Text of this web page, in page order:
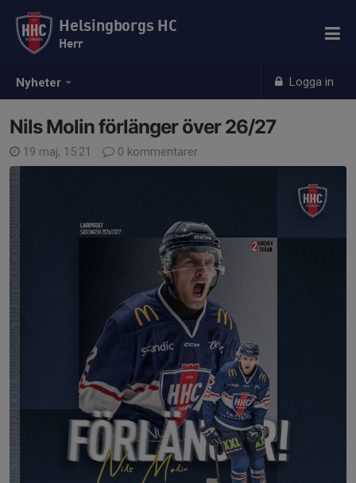
Nyheter Logga in
Helsingborgs HC
Herr
Nils Molin förlänger över 26/27
19 maj, 15:21 0 kommentarer